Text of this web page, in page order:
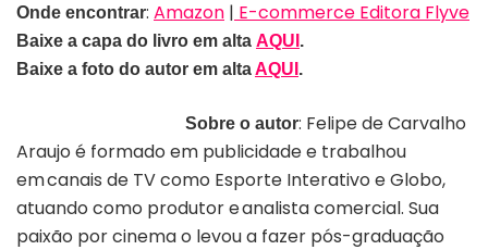
Onde encontrar: Amazon | E-commerce Editora Flyve
Baixe a capa do livro em alta AQUI .
Baixe a foto do autor em altaAQUI .
Sobre o autor: Felipe de Carvalho
Araujo é formado em publicidade e trabalhou
em canais de TV como Esporte Interativo e Globo,
atuando como produtor e analista comercial. Sua
paixão por cinema o levou a fazer pós-graduação